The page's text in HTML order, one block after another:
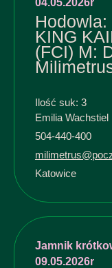
04.05.2026r
KING
(FCI) M:
Ilość suk: 3
Emilia Wachstiel
504-440-400
Katowice
Jamnik
09.05.2026r